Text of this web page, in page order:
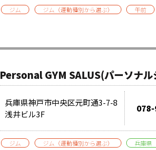
ジム ジム（運動種別から選ぶ） 午前
Personal GYM SALUS(パーソナ
兵庫県神戸市中央区元町通3-7-8
浅井ビル3F
ジム ジム（運動種別から選ぶ） 兵庫県